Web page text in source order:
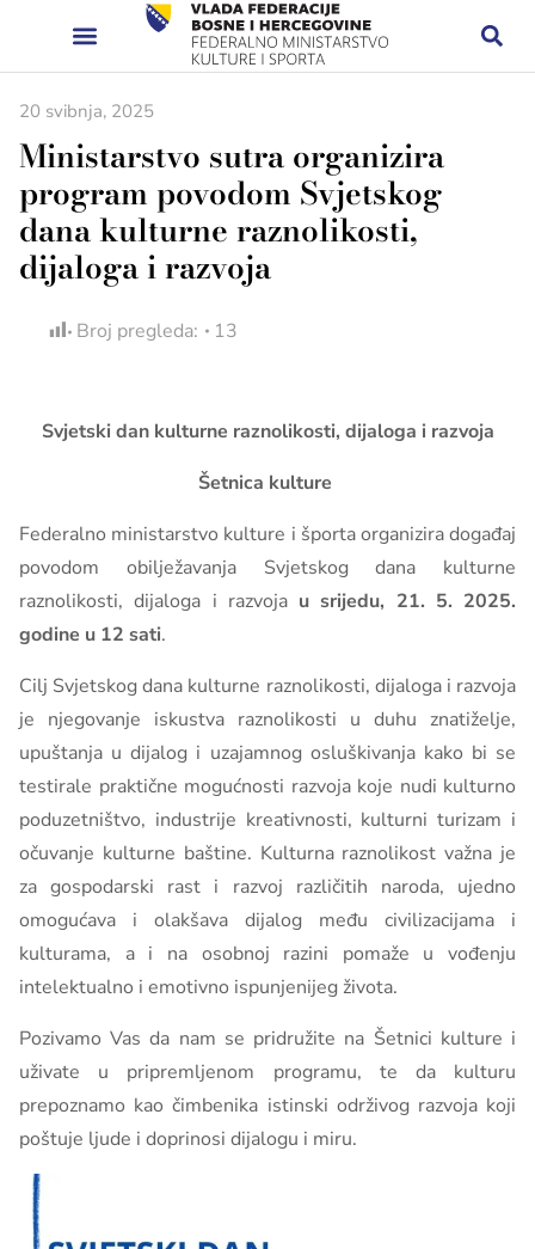
20 svibnja, 2025
Ministarstvo sutra organizira
program povodom Svjetskog
dana kulturne raznolikosti,
dijaloga i razvoja
Broj pregleda: 13
Svjetski dan kulturne raznolikosti, dijaloga i razvoja
Šetnica kulture
Federalno ministarstvo kulture i športa organizira događaj
povodom obilježavanja Svjetskog dana kulturne
raznolikosti, dijaloga i razvoja u srijedu, 21. 5. 2025.
godine u 12 sati.
Cilj Svjetskog dana kulturne raznolikosti, dijaloga i razvoja
je njegovanje iskustva raznolikosti u duhu znatiželje,
upuštanja u dijalog i uzajamnog osluškivanja kako bi se
testirale praktične mogućnosti razvoja koje nudi kulturno
poduzetništvo, industrije kreativnosti, kulturni turizam i
očuvanje kulturne baštine. Kulturna raznolikost važna je
za gospodarski rast i razvoj različitih naroda, ujedno
omogućava i olakšava dijalog među civilizacijama i
kulturama, a i na osobnoj razini pomaže u vođenju
intelektualno i emotivno ispunjenijeg života.
Pozivamo Vas da nam se pridružite na Šetnici kulture i
uživate u pripremljenom programu, te da kulturu
prepoznamo kao čimbenika istinski održivog razvoja koji
poštuje ljude i doprinosi dijalogu i miru.